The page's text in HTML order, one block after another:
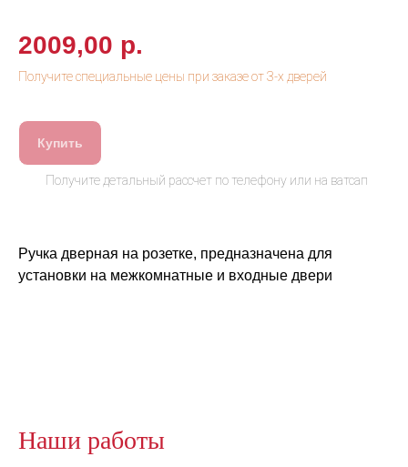
2009,00 р.
Купить
Ручка дверная на розетке, предназначена для
установки на межкомнатные и входные двери
Наши работы